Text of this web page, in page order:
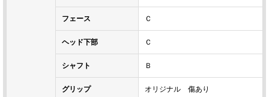
フェース Ｃ
ヘッド下部 Ｃ
シャフト Ｂ
グリップ オリジナル 傷あり